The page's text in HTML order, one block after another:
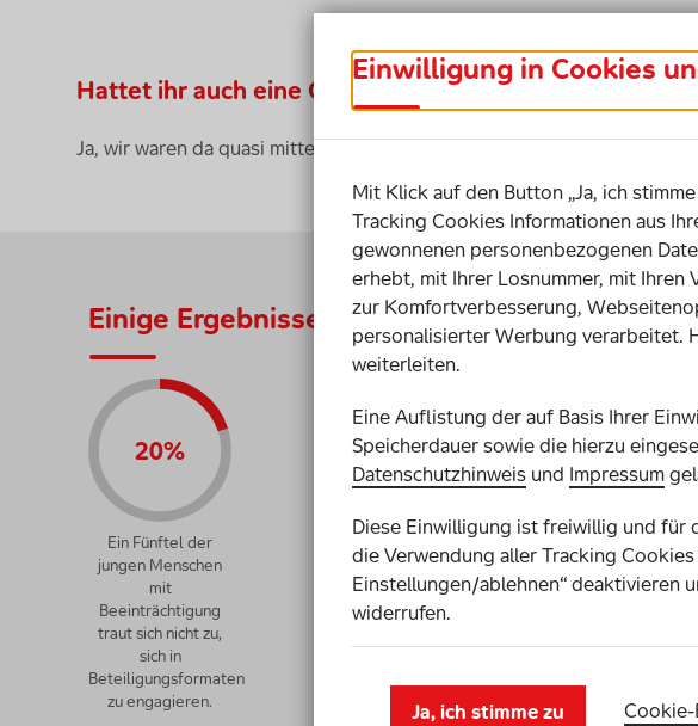
Hattet ihr auch eine Clique, zu der auch andere außer
Ja, wir waren da quasi mittendrin, mit dabei sozusagen.
Einige Ergebnisse aus der Studie
20%
Ein Fünftel der
jungen Menschen
mit
Beeinträchtigung
traut sich nicht zu,
sich in
Beteiligungsformaten
zu engagieren.
39%
Mehr als jeder
dritte junge Mensch
mit
Beeinträchtigung
zu können.
Einwilligung in Cookies
Mit Klick auf den Button „Ja, ich
Tracking Cookies Informationen aus
gewonnenen personenbezogenen
erhebt, mit Ihrer Losnummer, mit
zur Komfortverbesserung,
personalisierter Werbung verarbeitet.
weiterleiten.
Eine Auflistung der auf Basis Ihrer
Speicherdauer sowie die hierzu
Datenschutzhinweis und Impressum
Diese Einwilligung ist freiwillig und für
die Verwendung aller Tracking
Einstellungen/ablehnen“ deaktivieren
widerrufen.
Ja, ich stimme zu